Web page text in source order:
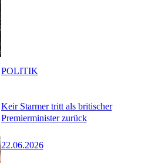
Keir Starmer tritt als britischer
Premierminister zurück
22.06.2026
POLITIK